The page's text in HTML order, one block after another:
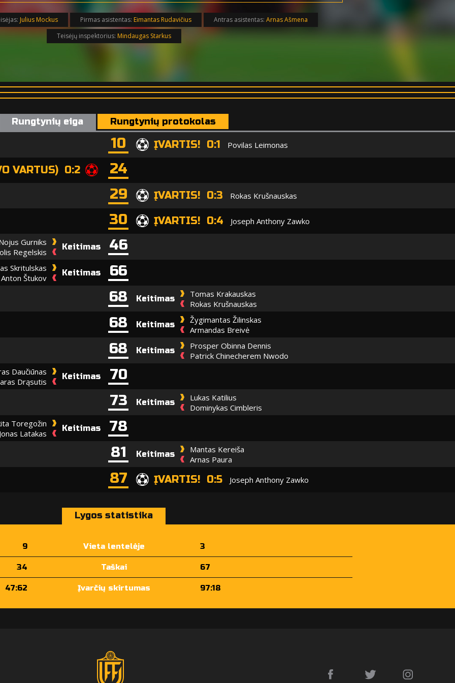
Julius Mockus Pirmas asistentas: Eimantas Rudavičius Antras asistentas: Arnas Ašmena
Teisėjų inspektorius: Mindaugas Starkus
Rungtynių eiga Rungtynių protokolas
10 ĮVARTIS! 0:1 Povilas Leimonas
VARTUS) 0:2
24
29
ĮVARTIS! 0:3 Rokas Krušnauskas
30 ĮVARTIS! 0:4 Joseph Anthony Zawko
Gurniks
Regelskis
Keitimas 46
Skritulskas
Anton Štukov
Keitimas
66
68
Keitimas
Tomas Krakauskas
Rokas Krušnauskas
68 Keitimas
Žygimantas Žilinskas
Armandas Breivė
68 Keitimas
Prosper Obinna Dennis
Patrick Chinecherem Nwodo
Daučiūnas
Drąsutis
Keitimas
70
73
Keitimas
Lukas Katilius
Dominykas Cimbleris
Toregožin
Jonas Latakas
Keitimas
78
81
Keitimas
Mantas Kereiša
Arnas Paura
87 ĮVARTIS! 0:5 Joseph Anthony Zawko
Lygos statistika
9 Vieta lentelėje 3
34 Taškai 67
47:62 Įvarčių skirtumas 97:18